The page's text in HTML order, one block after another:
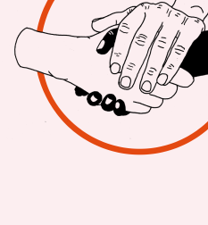
„Lianhua
unter das
Auch
Medien,
heilen,